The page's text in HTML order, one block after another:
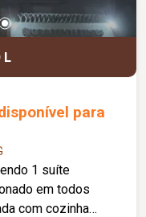
L
para
com cozinha